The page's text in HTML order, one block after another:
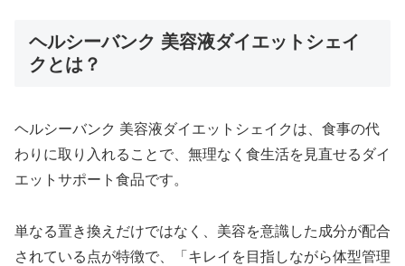
ヘルシーバンク 美容液ダイエットシェイ
クとは？
ヘルシーバンク 美容液ダイエットシェイクは、食事の代
わりに取り入れることで、無理なく食生活を見直せるダイ
エットサポート食品です。
単なる置き換えだけではなく、美容を意識した成分が配合
されている点が特徴で、「キレイを目指しながら体型管理